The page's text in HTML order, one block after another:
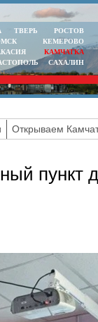
ТВЕРЬ
РОСТОВ
КЕМЕРОВО
КАМЧАТКА
САХАЛИН
Открываем
пункт